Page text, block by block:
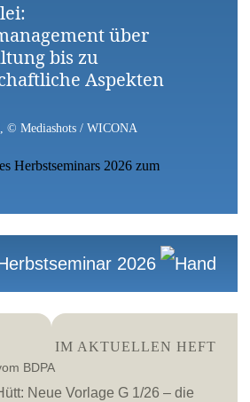
über
bis zu
Aspekten
© Mediashots / WICONA
Herbstseminars 2026 zum
2026
IM AKTUELLEN HEFT
BDPA
Neue Vorlage G 1/26 – die